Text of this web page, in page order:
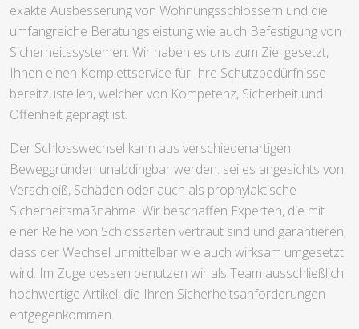
exakte Ausbesserung von Wohnungsschlössern und die
umfangreiche Beratungsleistung wie auch Befestigung von
Sicherheitssystemen. Wir haben es uns zum Ziel gesetzt,
Ihnen einen Komplettservice für Ihre Schutzbedürfnisse
bereitzustellen, welcher von Kompetenz, Sicherheit und
Offenheit geprägt ist.
Der Schlosswechsel kann aus verschiedenartigen
Beweggründen unabdingbar werden: sei es angesichts von
Verschleiß, Schäden oder auch als prophylaktische
Sicherheitsmaßnahme. Wir beschaffen Experten, die mit
einer Reihe von Schlossarten vertraut sind und garantieren,
dass der Wechsel unmittelbar wie auch wirksam umgesetzt
wird. Im Zuge dessen benutzen wir als Team ausschließlich
hochwertige Artikel, die Ihren Sicherheitsanforderungen
entgegenkommen.